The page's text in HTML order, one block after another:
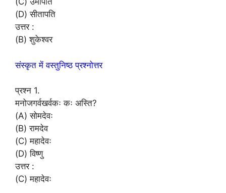
(D) सीतापति
उत्तर :
(B) शुकेश्वर
संस्कृत में वस्तुनिष्ठ प्रश्नोत्तर
प्रश्न 1.
मनोजगर्वखर्वकः कः अस्ति?
(A) सोमदेवः
(B) रामदेव
(C) महादेवः
(D) विष्णु
उत्तर :
(C) महादेवः